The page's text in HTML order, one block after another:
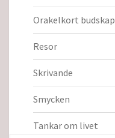
Orakelkort budskap
Resor
Skrivande
Smycken
Tankar om livet